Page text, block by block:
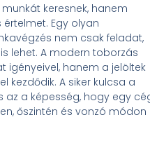
keresnek, hanem
Egy olyan
nem csak feladat,
lehet. A modern toborzás
igényeivel, hanem a jelöltek
kezdődik. A siker kulcsa a
az a képesség, hogy egy
őszintén és vonzó módon